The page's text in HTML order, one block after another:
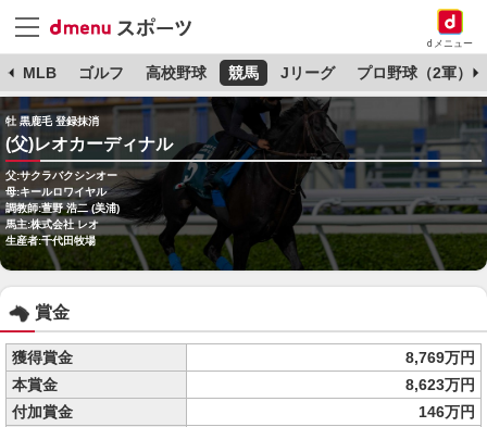
dメニュー
MLB ゴルフ 高校野球 競馬 Jリーグ プロ野球（2軍）
牡 黒鹿毛 登録抹消
(父)レオカーディナル
父:サクラバクシンオー
母:キールロワイヤル
調教師:萱野 浩二 (美浦)
馬主:株式会社 レオ
生産者:千代田牧場
賞金
獲得賞金
8,769万円
本賞金
8,623万円
付加賞金
146万円